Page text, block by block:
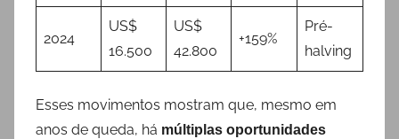
2024
US$
16.500
US$
42.800
+159%
Pré-
halving
Esses movimentos mostram que, mesmo em
anos de queda, há múltiplas oportunidades